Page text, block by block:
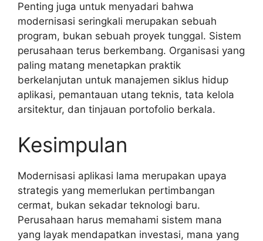
Penting juga untuk menyadari bahwa
modernisasi seringkali merupakan sebuah
program, bukan sebuah proyek tunggal. Sistem
perusahaan terus berkembang. Organisasi yang
paling matang menetapkan praktik
berkelanjutan untuk manajemen siklus hidup
aplikasi, pemantauan utang teknis, tata kelola
arsitektur, dan tinjauan portofolio berkala.
Kesimpulan
Modernisasi aplikasi lama merupakan upaya
strategis yang memerlukan pertimbangan
cermat, bukan sekadar teknologi baru.
Perusahaan harus memahami sistem mana
yang layak mendapatkan investasi, mana yang